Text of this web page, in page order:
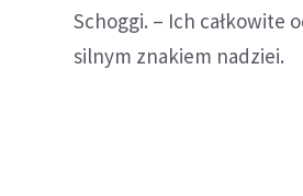
Schoggi. – Ich całkowite
silnym znakiem nadziei.